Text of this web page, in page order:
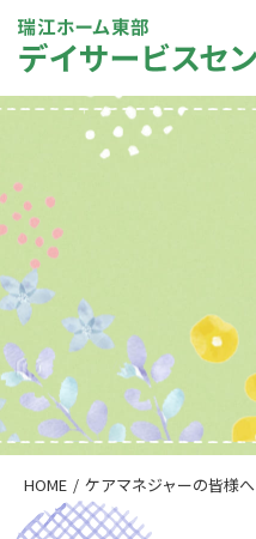
HOME ケアマネジャーの皆様へ